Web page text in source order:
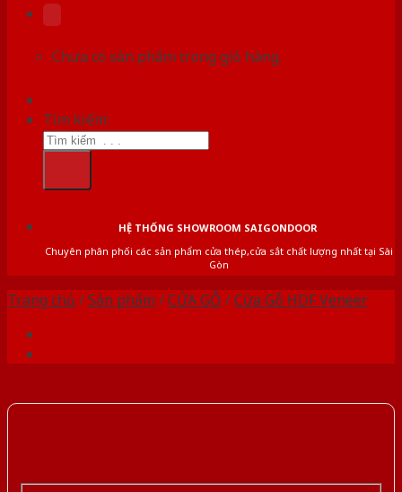
Chưa có sản phẩm trong giỏ hàng.
Tìm kiếm:
HỆ THỐNG SHOWROOM SAIGONDOOR
Chuyên phân phối các sản phẩm cửa thép,cửa sắt chất lượng nhất tại Sài
Gòn
Trang chủ /Sản phẩm /CỬA GỖ /Cửa Gỗ HDF Veneer